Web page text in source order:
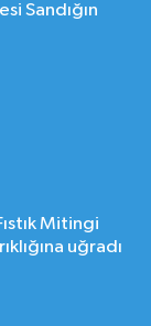
Sandığın
Mitingi
uğradı